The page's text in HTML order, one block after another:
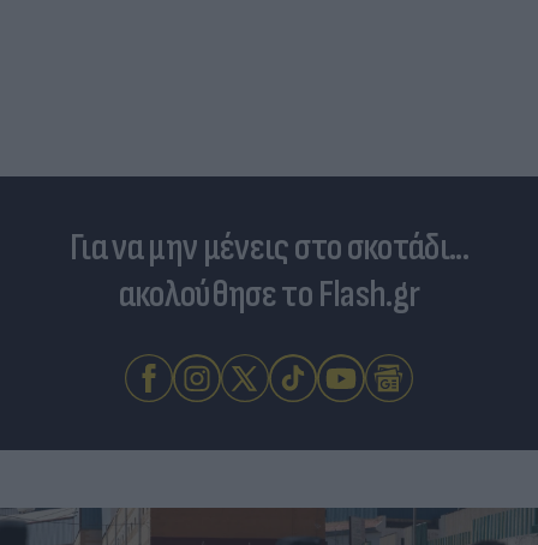
Για να μην μένεις στο σκοτάδι...
ακολούθησε το Flash.gr